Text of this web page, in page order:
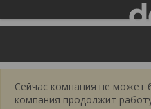
Сейчас компания не может
компания продолжит